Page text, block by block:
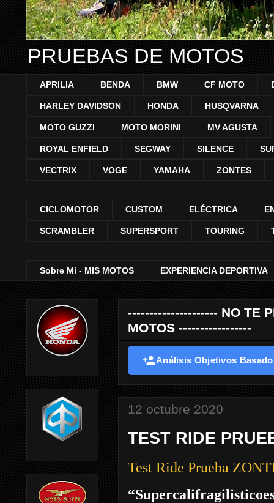
PRUEBAS DE MOTOS
APRILIA BENDA BMW CF MOTO
HARLEY DAVIDSON HONDA HUSQVARNA
MOTO GUZZI MOTO MORINI MV AGUSTA
ROYAL ENFIELD SEGWAY SILENCE
VECTRIX VOGE YAMAHA ZONTES
CICLOMOTOR CUSTOM ELÉCTRICA
SCRAMBLER SUPERSPORT TOURING
Sobre Mi - MIS MOTOS EXPERIENCIA DEPORTIVA
--------------------- NO TE
MOTOS -----------------
Análisis Objetivos
12 octubre 2020
TEST RIDE
Test Ride Prueba